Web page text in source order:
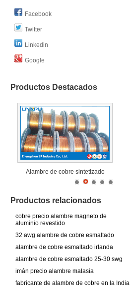
Facebook
Twitter
Linkedin
Google
Productos Destacados
Alambre de cobre sintetizado
Productos relacionados
cobre precio alambre magneto de
aluminio revestido
32 awg alambre de cobre esmaltado
alambre de cobre esmaltado irlanda
alambre de cobre esmaltado 25-30 swg
imán precio alambre malasia
fabricante de alambre de cobre en la India